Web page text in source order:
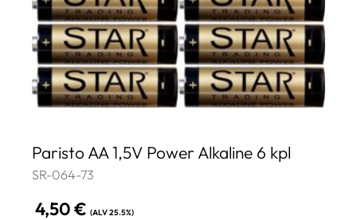
Paristo AA 1,5V Power Alkaline 6 kpl
SR-064-73
4,50€ (ALV 25.5%)